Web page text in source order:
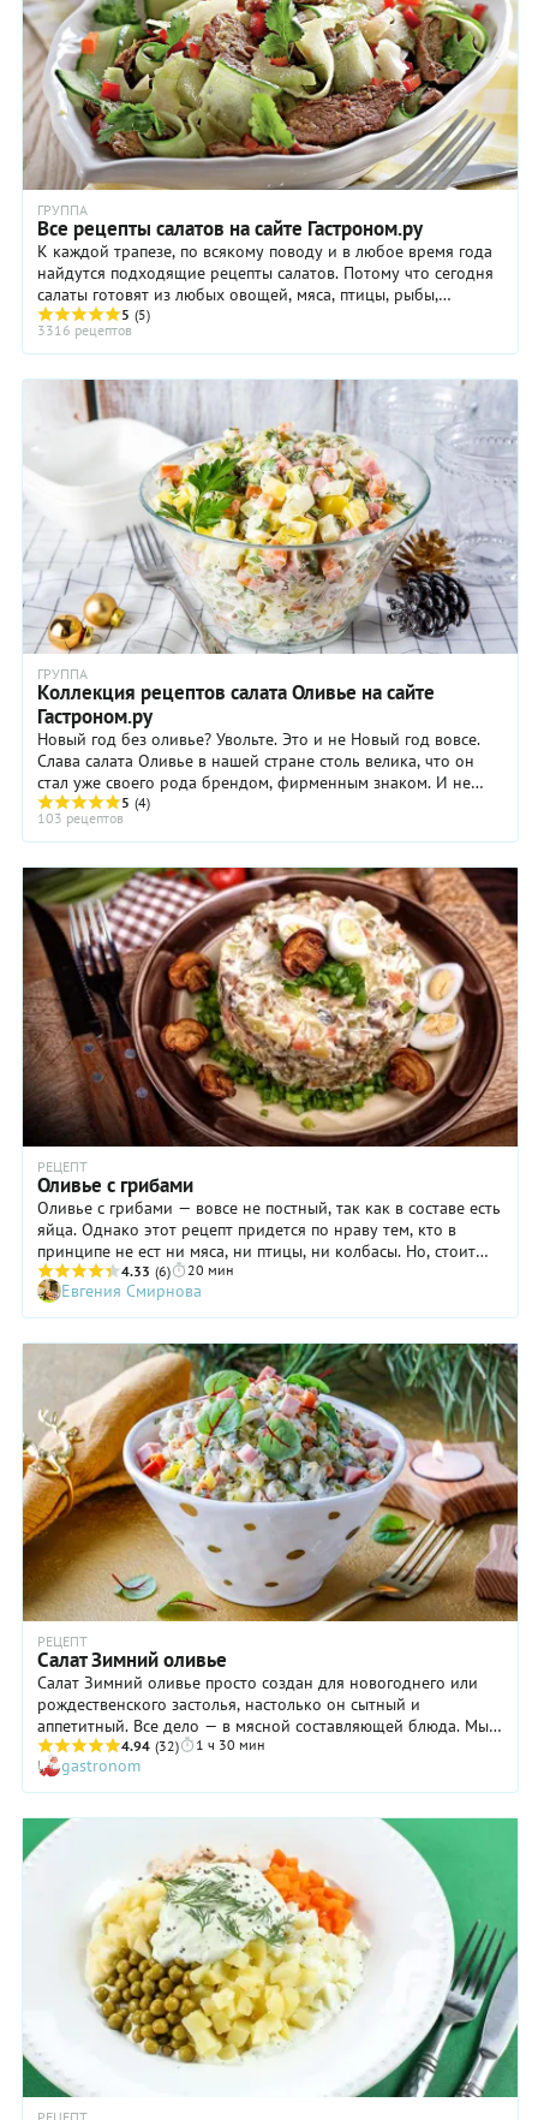
ГРУППА
Все рецепты салатов на сайте Гастроном.ру
К каждой трапезе, по всякому поводу и в любое время года
найдутся подходящие рецепты салатов. Потому что сегодня
салаты готовят из любых овощей, мяса, птицы, рыбы,
макаронных изделий, крупы и бобовых, ...
5 (5)
3316 рецептов
ГРУППА
Коллекция рецептов салата Оливье на сайте
Гастроном.ру
Новый год без оливье? Увольте. Это и не Новый год вовсе.
Слава салата Оливье в нашей стране столь велика, что он
стал уже своего рода брендом, фирменным знаком. И не
верьте тем, кто при упоминании ...
5 (4)
103 рецептов
РЕЦЕПТ
Оливье с грибами
Оливье с грибами — вовсе не постный, так как в составе есть
яйца. Однако этот рецепт придется по нраву тем, кто в
принципе не ест ни мяса, ни птицы, ни колбасы. Но, стоит
заметить, оливье с грибами получается настолько вкусным,
что нравится даже сторонникам классического рецепта.
Кстати, такой салат более легкий, а это немаловажно, если
Какие грибы использовать? Мы предложили шампиньоны —
как наиболее доступные. Но если у вас есть замороженные
белые грибы или другие лесные, используйте их,
предварительно отварив: оливье с такой «добавкой» будет
только ароматнее.
4.33 (6) 20 мин
Евгения Смирнова
РЕЦЕПТ
Салат Зимний оливье
Салат Зимний оливье просто создан для новогоднего или
рождественского застолья, настолько он сытный и
аппетитный. Все дело — в мясной составляющей блюда. Мы
предлагаем использовать не просто колбасу или отварную
говядину, а целое ассорти, состав которого вы можете
менять или дополнять по своему желанию. Буженина,
карбонад, шейка… Да хоть бекон! В любом случае должно
получиться вкусно. Ну а зеленый лук с укропом призваны
внести свежие ноты в этот мясной беспредел. Только
непременно дайте салату Зимний оливье перед подачей
«отдохнуть» в холодильнике: вкус его станет более
насыщенным.
4.94 (32) 1 ч 30 мин
gastronom